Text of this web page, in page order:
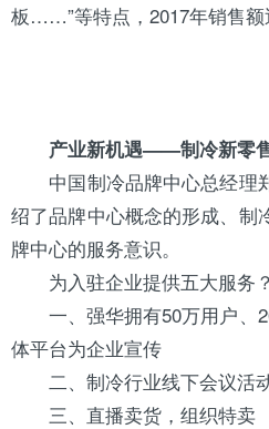
板……”等特点，2017年销售额
产业新机遇——制冷新零
中国制冷品牌中心总经理
绍了品牌中心概念的形成、制
牌中心的服务意识。
为入驻企业提供五大服务？
一、强华拥有50万用户、
体平台为企业宣传
二、制冷行业线下会议活
三、直播卖货，组织特卖